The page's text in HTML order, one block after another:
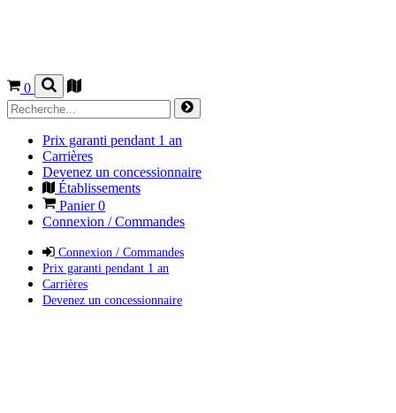
0
Prix garanti pendant 1 an
Carrières
Devenez un concessionnaire
Établissements
Panier0
Connexion / Commandes
Connexion / Commandes
Prix garanti pendant 1 an
Carrières
Devenez un concessionnaire